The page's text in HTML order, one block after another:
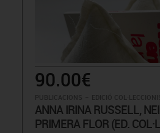
90.00€
-
ANNA IRINA RUSSELL,
PRIMERA FLOR (ED.